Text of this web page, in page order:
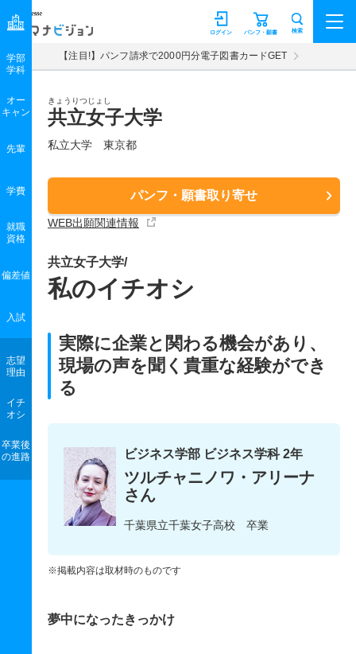
マナビジョン パンフ・願書
ログイン 検索
【注目!】パンフ請求で2000円分電子図書カードGET
きょうりつじょし
共立女子大学
私立大学 東京都
パンフ・願書取り寄せ
WEB出願関連情報
学部
学科
オー
キャン
先輩
学費
就職
資格
偏差値
入試
志望
理由
イチ
オシ
卒業後
の進路
共立女子大学/
私のイチオシ
実際に企業と関わる機会があり、
現場の声を聞く貴重な経験ができ
る
ビジネス学部 ビジネス学科 2年
ツルチャニノワ・アリーナ
さん
千葉県立千葉女子高校 卒業
※掲載内容は取材時のものです
夢中になったきっかけ